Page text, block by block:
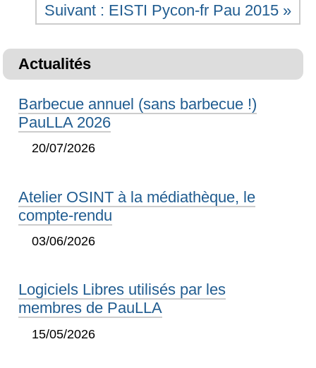
Suivant : EISTI Pycon-fr Pau 2015 »
Actualités
Barbecue annuel (sans barbecue !)
PauLLA 2026
20/07/2026
Atelier OSINT à la médiathèque, le
compte-rendu
03/06/2026
Logiciels Libres utilisés par les
membres de PauLLA
15/05/2026